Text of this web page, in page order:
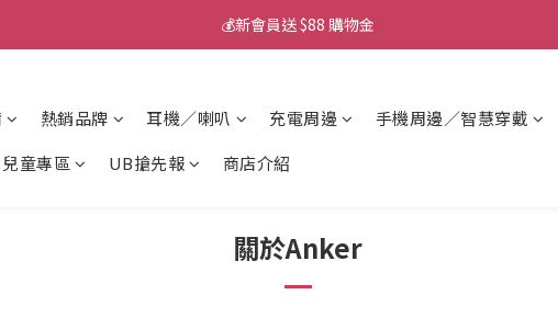
💰新會員送 $88 購物金
💰新會員送 $88 購物金
💰新會員送 $88 購物金
熱銷品牌 耳機／喇叭 充電周邊 手機周邊／智慧穿戴
兒童專區 UB搶先報 商店介紹
關於Anker